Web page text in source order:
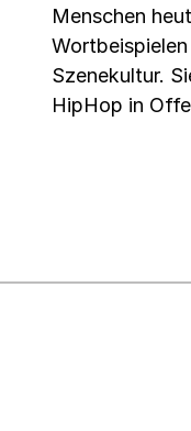
Menschen
Szenekultur.
HipHop in